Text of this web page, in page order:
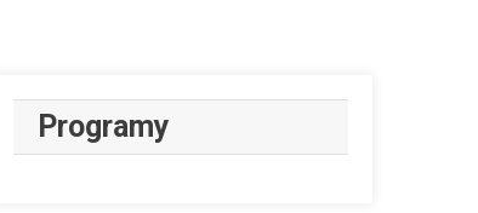
Programy